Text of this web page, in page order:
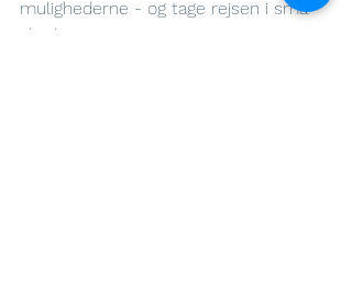
mulighederne - og tage rejsen i små
skridt.